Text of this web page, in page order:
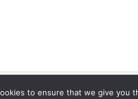
to ensure that we give you